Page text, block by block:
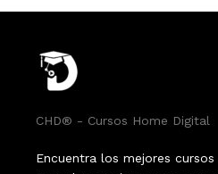
CHD® - Cursos Home Digital
Encuentra los mejores